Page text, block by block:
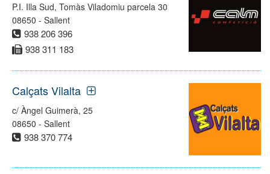
P.I. Illa Sud, Tomàs Viladomiu parcela 30
08650 - Sallent
938 206 396
938 311 183
Calçats Vilalta
c/ Àngel Guimerà, 25
08650 - Sallent
938 370 774